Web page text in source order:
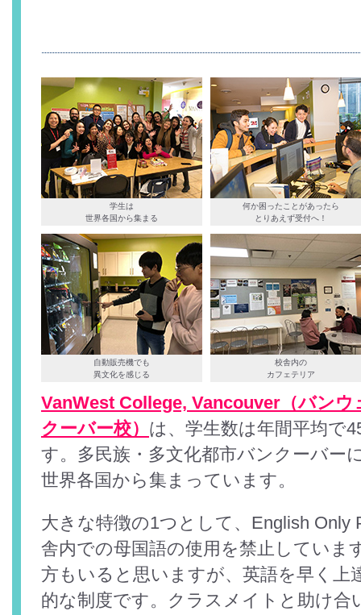
学生は
世界各国から集まる
何か困ったことがあったら
とりあえず受付へ！
自動販売機でも
異文化を感じる
校舎内の
カフェテリア
VanWest College, Vancouver（バン
クーバー校） は、学生数は年間平均で
す。多民族・多文化都市バンクーバー
世界各国から集まっています。
大きな特徴の1つとして、English Only
舎内での母国語の使用を禁止していま
方もいると思いますが、英語を早く上
的な制度です。クラスメイトと助け合